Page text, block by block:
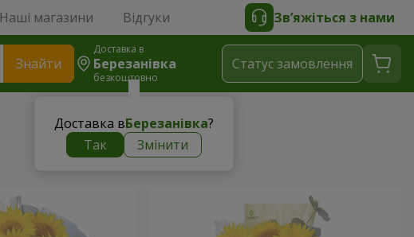
Наші магазини Відгуки Зв’яжіться з нами
Знайти
Доставка в
Березанівка
безкоштовно
Доставка вБерезанівка?
Так
Змінити
Статус замовлення